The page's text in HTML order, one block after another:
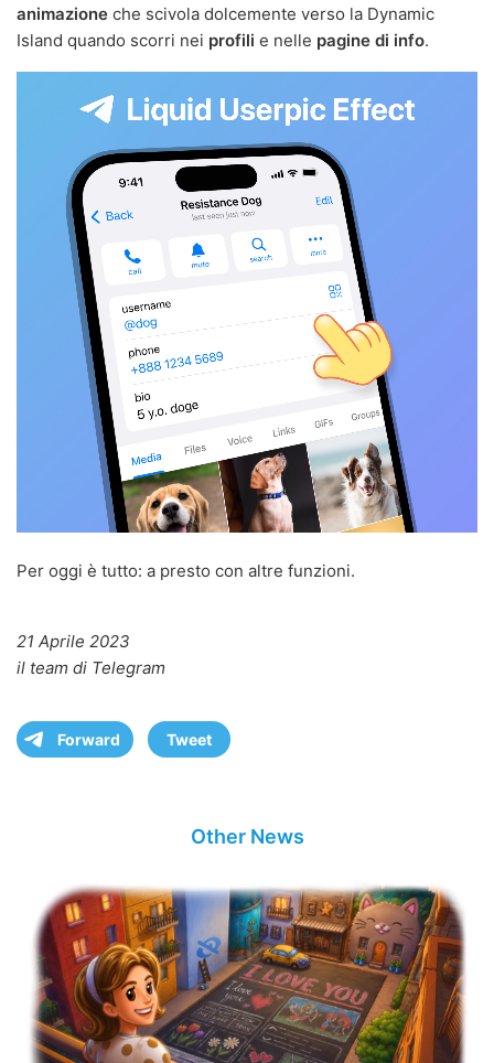
animazione che scivola dolcemente verso la Dynamic
Island quando scorri nei profili e nelle pagine di info.
Per oggi è tutto: a presto con altre funzioni.
21 Aprile 2023
il team di Telegram
Forward Tweet
Other News